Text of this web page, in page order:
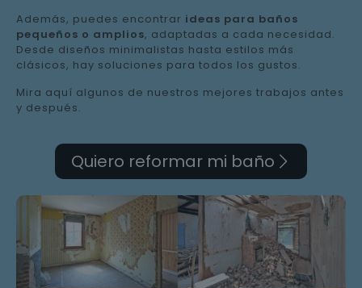
Además, puedes encontrar ideas para baños
pequeños o amplios, adaptadas a cada necesidad.
Desde diseños minimalistas hasta estilos más
clásicos, hay soluciones para todos los gustos.
Mira aquí algunos de nuestros mejores trabajos antes
y después.
Quiero reformar mi baño